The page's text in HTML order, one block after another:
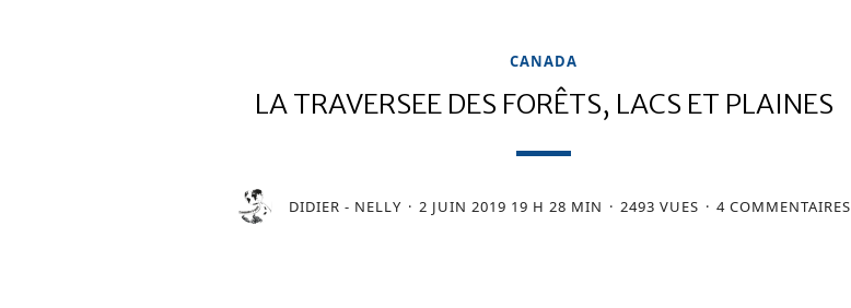
CANADA
LA TRAVERSEE DES FORÊTS, LACS ET PLAINES
DIDIER - NELLY 2 JUIN 2019 19 H 28 MIN 2493 VUES 4 COMMENTAIRES